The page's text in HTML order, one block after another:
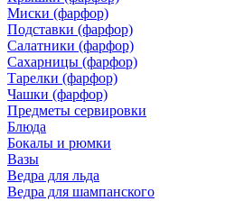
Миски (фарфор)
Подставки (фарфор)
Салатники (фарфор)
Сахарницы (фарфор)
Тарелки (фарфор)
Чашки (фарфор)
Предметы сервировки
Блюда
Бокалы и рюмки
Вазы
Ведра для льда
Ведра для шампанского